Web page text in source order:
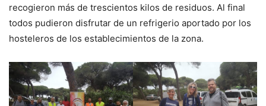
recogieron más de trescientos kilos de residuos. Al final
todos pudieron disfrutar de un refrigerio aportado por los
hosteleros de los establecimientos de la zona.